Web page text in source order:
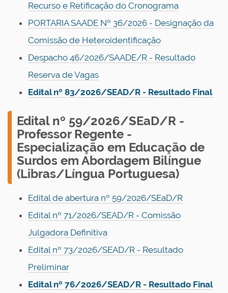
Recurso e Retificação do Cronograma
PORTARIA SAADE Nº 36/2026 - Designação da
Comissão de Heteroidentificação
Despacho 46/2026/SAADE/R - Resultado
Reserva de Vagas
Edital nº 83/2026/SEAD/R - Resultado Final
Edital nº 59/2026/SEaD/R -
Professor Regente -
Especialização em Educação de
Surdos em Abordagem Bilíngue
(Libras/Língua Portuguesa)
Edital de abertura nº 59/2026/SEaD/R
Edital nº 71/2026/SEAD/R - Comissão
Julgadora Definitiva
Edital nº 73/2026/SEAD/R - Resultado
Preliminar
Edital nº 76/2026/SEAD/R - Resultado Final